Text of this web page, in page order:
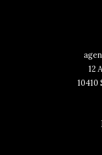
12
10410